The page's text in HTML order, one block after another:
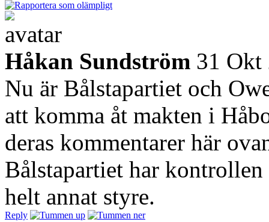
Håkan Sundström 31 Okt
Nu är Bålstapartiet och
att komma åt makten i
deras kommentarer här
Bålstapartiet har
helt annat styre.
Reply